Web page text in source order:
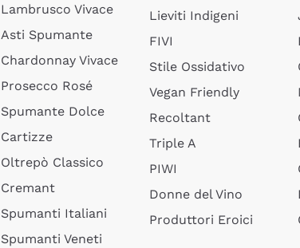
Lambrusco Vivace
Asti Spumante
Chardonnay Vivace
Prosecco Rosé
Spumante Dolce
Cartizze
Oltrepò Classico
Cremant
Spumanti Italiani
Spumanti Veneti
Lieviti Indigeni
FIVI
Stile Ossidativo
Vegan Friendly
Recoltant
Triple A
PIWI
Donne del Vino
Produttori Eroici